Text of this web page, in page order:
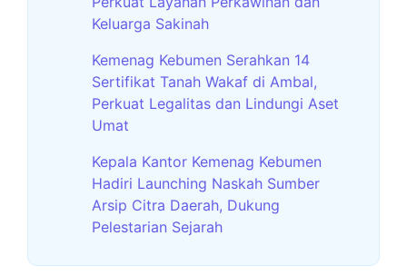
Keluarga Sakinah
Kemenag Kebumen Serahkan 14
Sertifikat Tanah Wakaf di Ambal,
Perkuat Legalitas dan Lindungi Aset
Umat
Kepala Kantor Kemenag Kebumen
Hadiri Launching Naskah Sumber
Arsip Citra Daerah, Dukung
Pelestarian Sejarah